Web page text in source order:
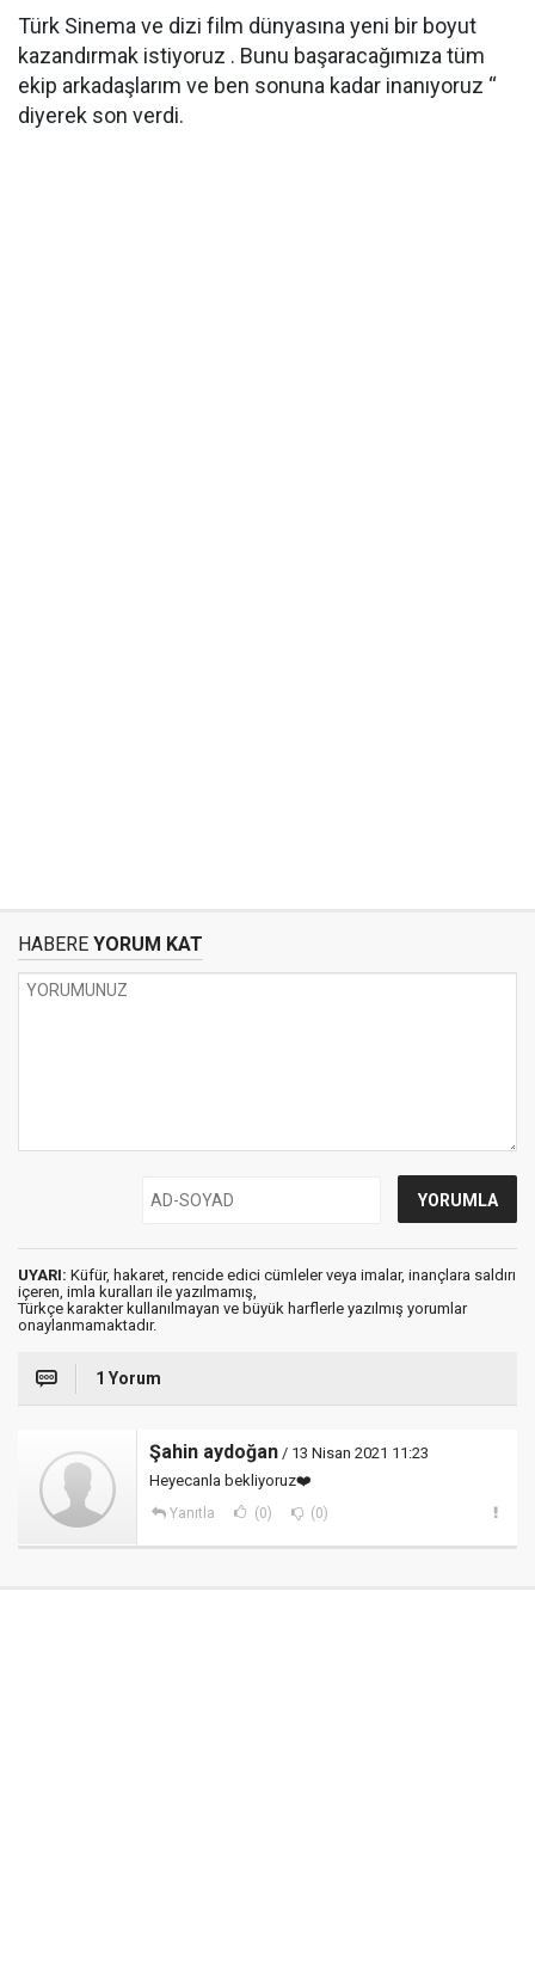
Türk Sinema ve dizi film dünyasına yeni bir boyut
kazandırmak istiyoruz . Bunu başaracağımıza tüm
ekip arkadaşlarım ve ben sonuna kadar inanıyoruz “
diyerek son verdi.
HABERE YORUM KAT
UYARI: Küfür, hakaret, rencide edici cümleler veya imalar, inançlara saldırı
içeren, imla kuralları ile yazılmamış,
Türkçe karakter kullanılmayan ve büyük harflerle yazılmış yorumlar
onaylanmamaktadır.
1 Yorum
Şahin aydoğan / 13 Nisan 2021 11:23
Heyecanla bekliyoruz❤️
Yanıtla (0) (0)